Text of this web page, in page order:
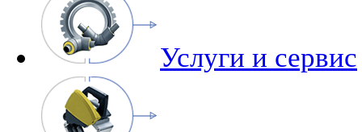
Услуги и сервис